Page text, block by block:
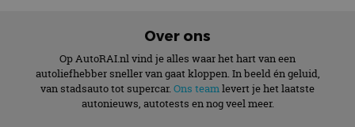
Over ons
Op AutoRAI.nl vind je alles waar het hart van een
autoliefhebber sneller van gaat kloppen. In beeld én geluid,
van stadsauto tot supercar. Ons teamlevert je het laatste
autonieuws, autotests en nog veel meer.